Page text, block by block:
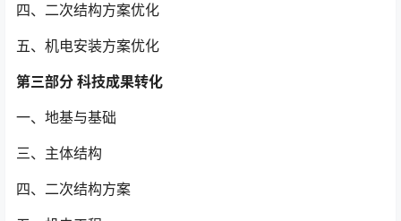
四、二次结构方案优化
五、机电安装方案优化
第三部分 科技成果转化
一、地基与基础
三、主体结构
四、二次结构方案